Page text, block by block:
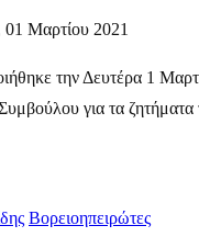
01 Μαρτίου 2021
την Δευτέρα 1
για τα
Βορειοηπειρώτες